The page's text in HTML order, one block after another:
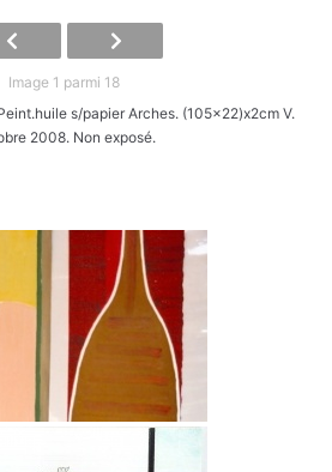
Image 1 parmi 18
s/papier Arches. (105x22)x2cm V.
2008. Non exposé.